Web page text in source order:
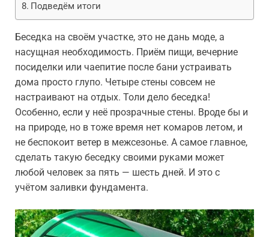
Подведём итоги
Беседка на своём участке, это не дань моде, а
насущная необходимость. Приём пищи, вечерние
посиделки или чаепитие после бани устраивать
дома просто глупо. Четыре стены совсем не
настраивают на отдых. Толи дело беседка!
Особенно, если у неё прозрачные стены. Вроде бы и
на природе, но в тоже время нет комаров летом, и
не беспокоит ветер в межсезонье. А самое главное,
сделать такую беседку своими руками может
любой человек за пять — шесть дней. И это с
учётом заливки фундамента.